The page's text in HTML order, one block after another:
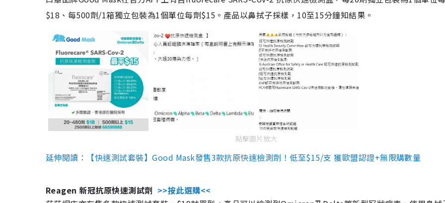
$18、每500劑/1箱獨立包裝為1個單位每劑$15。產品以鼻拭子採樣，10至15分鐘知結果。
點擊圖片放大
延伸閱讀：【快速測試套裝】Good Mask發售3款抗原快速檢測劑！低至$15/支 獲歐盟認證+無限購數量
Reagen 新冠抗原快速測試劑 >>按此選購<<